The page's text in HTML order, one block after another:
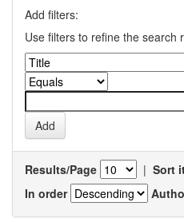
Add filters:
Use filters to refine the search
Results/Page | Sort
In order